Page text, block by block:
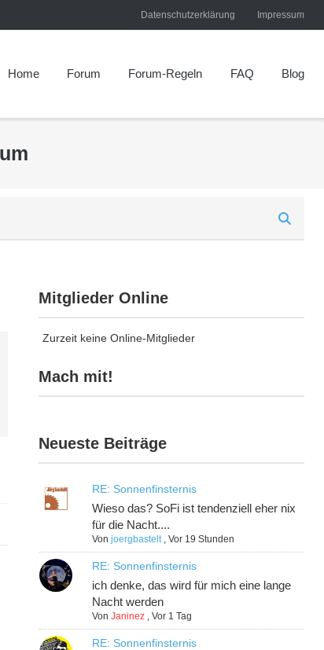
Datenschutzerklärung Impressum
Home Forum Forum-Regeln FAQ Blog
Mitglieder Online
Zurzeit keine Online-Mitglieder
Mach mit!
Neueste Beiträge
RE: Sonnenfinsternis
Wieso das? SoFi ist tendenziell eher nix
für die Nacht....
Vonjoergbastelt ,Vor 19 Stunden
RE: Sonnenfinsternis
ich denke, das wird für mich eine lange
Nacht werden
VonJaninez ,Vor 1 Tag
RE: Sonnenfinsternis